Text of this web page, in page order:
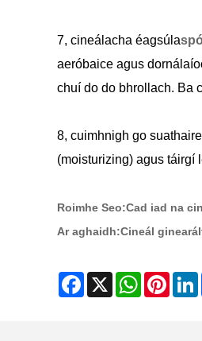
7, cineálacha éagsúla
aeróbaice agus
chuí do do bhrollach. Ba
8, cuimhnigh go
(moisturizing) agus táirgí
Roimhe Seo:Cad iad na
Ar aghaidh:Cineál
Facebook
X WhatsApp